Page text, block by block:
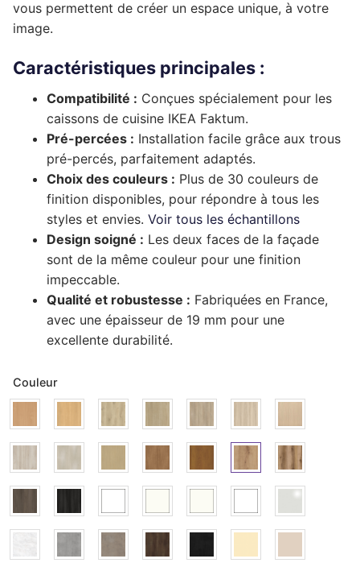
Complément rénovation de cuisine
Façade de tiroir
Complément rénovation de cuisine
Façade de porte
Façade de tiroir
Complément rénovation de cuisine
Pour caissons Ixina
Façade de porte
Façade de tiroir
Complément rénovation de cuisine
Pour caissons Lapeyre
Façade de porte
Façade de tiroir
Complément rénovation de cuisine
Pour caissons Mobalpa
Façade de porte
Façade de tiroir
Complément rénovation de cuisine
Pour caissons Schmidt
Façade de porte
Façade de tiroir
Complément rénovation de cuisine
Pour caissons SoCoo’c
Façade de porte
Façade de tiroir
Complément rénovation de cuisine
vous permettent de créer un espace unique, à votre
image.
Caractéristiques principales :
Compatibilité : Conçues spécialement pour les
caissons de cuisine IKEA Faktum.
Pré-percées : Installation facile grâce aux trous
pré-percés, parfaitement adaptés.
Choix des couleurs : Plus de 30 couleurs de
finition disponibles, pour répondre à tous les
styles et envies. Voir tous les échantillons
Design soigné : Les deux faces de la façade
sont de la même couleur pour une finition
impeccable.
Qualité et robustesse : Fabriquées en France,
avec une épaisseur de 19 mm pour une
excellente durabilité.
Couleur